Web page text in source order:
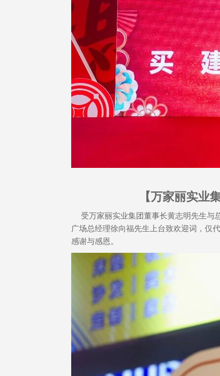
【万家丽实业集团董
受万家丽实业集团董事长黄志明先生与
广场总经理徐向福先生上台致欢迎词，仅
感谢与感恩。